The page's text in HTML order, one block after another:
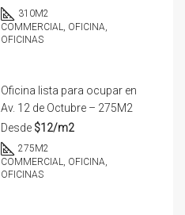
310M2
COMMERCIAL, OFICINA,
OFICINAS
Oficina lista para ocupar en
Av. 12 de Octubre – 275M2
Desde $12/m2
275M2
COMMERCIAL, OFICINA,
OFICINAS